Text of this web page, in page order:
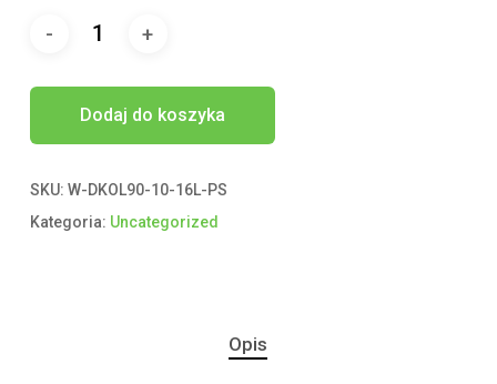
Dodaj do koszyka
SKU: W-DKOL90-10-16L-PS
Kategoria: Uncategorized
Opis